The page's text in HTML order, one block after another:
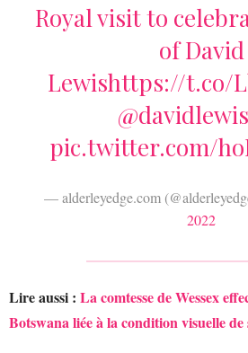
Royal visit to
of David
Lewishttps://t.co/
pic.twitter.com/
— alderleyedge.com
2022
Lire aussi : La comtesse de Wessex
Botswana liée à la condition visuelle de